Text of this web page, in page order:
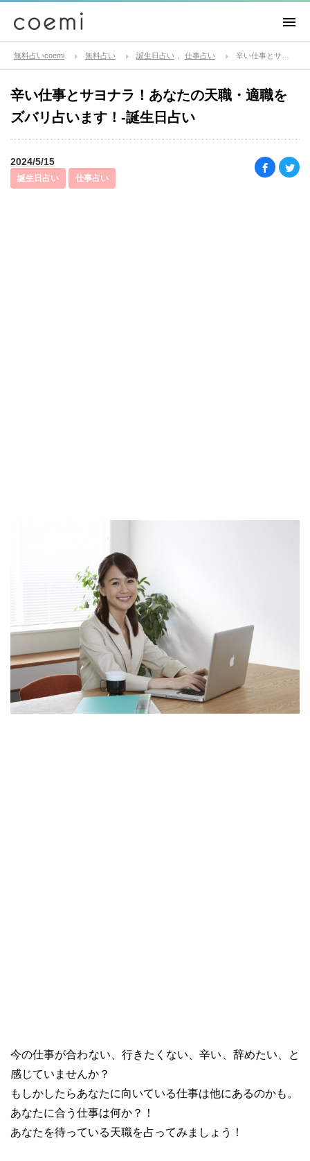
無料占いcoemi 無料占い 誕生日占い 仕事占い
辛い仕事とサヨナラ！あなたの天職・適職を
ズバリ占います！-誕生日占い
2024/5/15
誕生日占い 仕事占い
今の仕事が合わない、行きたくない、辛い、辞めたい、と
感じていませんか？
もしかしたらあなたに向いている仕事は他にあるのかも。
あなたに合う仕事は何か？！
あなたを待っている天職を占ってみましょう！